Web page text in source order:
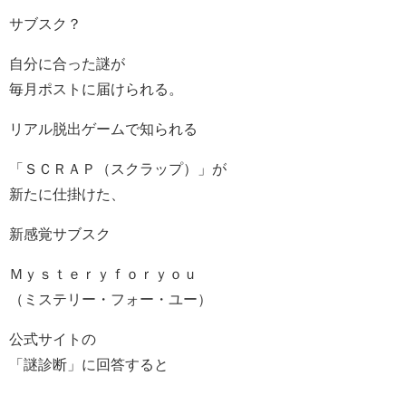
サブスク？
自分に合った謎が
毎月ポストに届けられる。
リアル脱出ゲームで知られる
「ＳＣＲＡＰ（スクラップ）」が
新たに仕掛けた、
新感覚サブスク
Ｍｙｓｔｅｒｙｆｏｒｙｏｕ
（ミステリー・フォー・ユー）
公式サイトの
「謎診断」に回答すると